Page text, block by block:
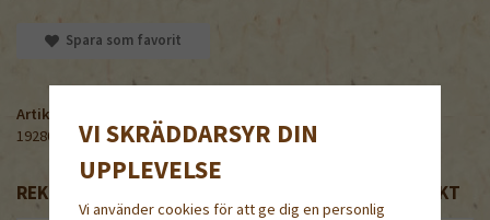
Spara som favorit
Artikelnummer:
192805-0.1M
REKOMMENDERADE TILLBEHÖR TILL DENNA PRODUKT
VI SKRÄDDARSYR DIN
UPPLEVELSE
Vi använder cookies för att ge dig en personlig